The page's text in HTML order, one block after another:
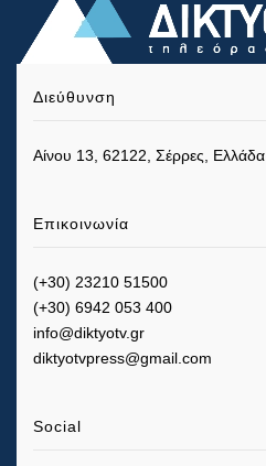
Διεύθυνση
Αίνου 13, 62122, Σέρρες, Ελλάδα
Επικοινωνία
(+30) 23210 51500
(+30) 6942 053 400
info@diktyotv.gr
diktyotvpress@gmail.com
Social